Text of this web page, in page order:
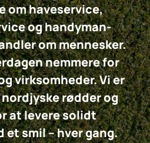
om haveservice,
og handyman-
om mennesker.
nemmere for
virksomheder. Vi er
rødder og
at levere solidt
smil – hver gang.